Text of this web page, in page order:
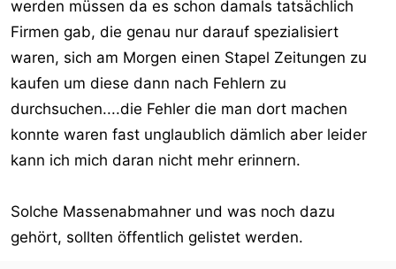
werden müssen da es schon damals tatsächlich
Firmen gab, die genau nur darauf spezialisiert
waren, sich am Morgen einen Stapel Zeitungen zu
kaufen um diese dann nach Fehlern zu
durchsuchen....die Fehler die man dort machen
konnte waren fast unglaublich dämlich aber leider
kann ich mich daran nicht mehr erinnern.
Solche Massenabmahner und was noch dazu
gehört, sollten öffentlich gelistet werden.